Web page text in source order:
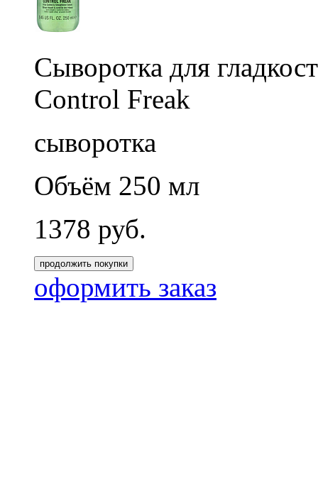
Сыворотка для
Control Freak
сыворотка
Объём 250 мл
1378 руб.
продолжить покупки
оформить заказ